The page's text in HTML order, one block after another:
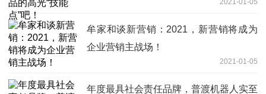
2021-01-05
牟家和谈新营销：2021，新营销将成为
企业营销主战场！
2021-01-05
年度最具社会责任品牌，普渡机器人实至